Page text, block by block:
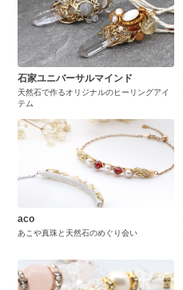
石家ユニバーサルマインド
天然石で作るオリジナルのヒーリングアイ
テム
aco
あこや真珠と天然石のめぐり会い